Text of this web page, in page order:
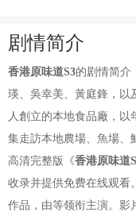
剧情简介
香港原味道S3的剧情简介
瑛、吳幸美、黃庭鋒，以
人創立的本地食品廠，
集走訪本地農場、魚場、
高清完整版《香港原味道
收录并提供免费在线观看。
作品，由等领衔主演。影